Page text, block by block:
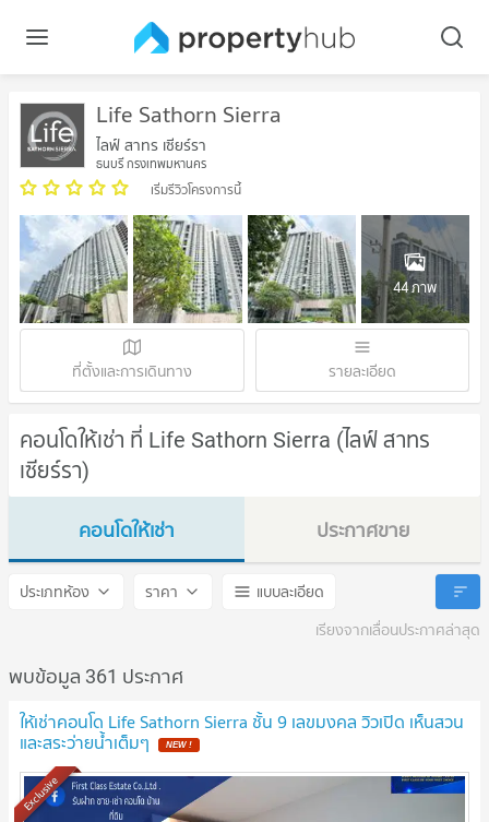
Life Sathorn Sierra
ไลฟ์ สาทร เซียร์รา
ธนบุรี กรุงเทพมหานคร
เริ่มรีวิวโครงการนี้
44 ภาพ
ที่ตั้งและการเดินทาง รายละเอียด
คอนโดให้เช่า ที่ Life Sathorn Sierra (ไลฟ์ สาทร
เซียร์รา)
คอนโดให้เช่า
Life Sathorn Sierra
ประกาศขาย
Life Sathorn Sierra
ประเภทห้อง ราคา
แบบละเอียด
เรียงจากเลื่อนประกาศล่าสุด
พบข้อมูล 361 ประกาศ
ให้เช่าคอนโด Life Sathorn Sierra ชั้น 9 เลขมงคล วิวเปิด เห็นสวน
และสระว่ายน้ำเต็มๆ
Exclusive